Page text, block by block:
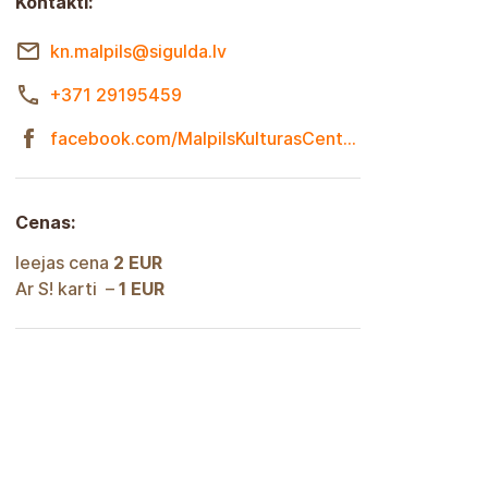
kn.malpils@sigulda.lv
+371 29195459
facebook.com/MalpilsKulturasCentrs?locale=lv_LV
Cenas:
Ieejas cena 2 EUR
Ar S! karti – 1 EUR